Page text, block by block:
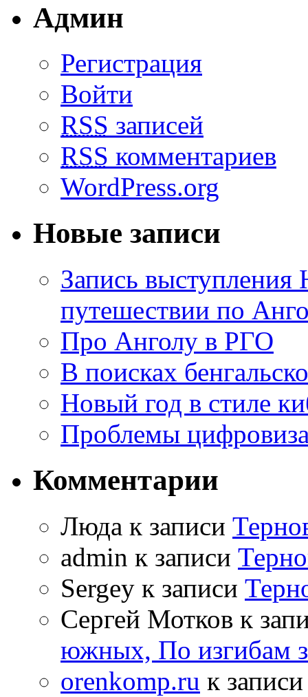
Админ
Регистрация
Войти
RSS записей
RSS комментариев
WordPress.org
Новые записи
Запись
путешествии по
Про Анголу в РГО
В поисках
Новый год в стиле
Проблемы
Комментарии
Люда к записи
admin к записи
Sergey к записи
Сергей Мотков к
южных, По изгибам
orenkomp.ru к